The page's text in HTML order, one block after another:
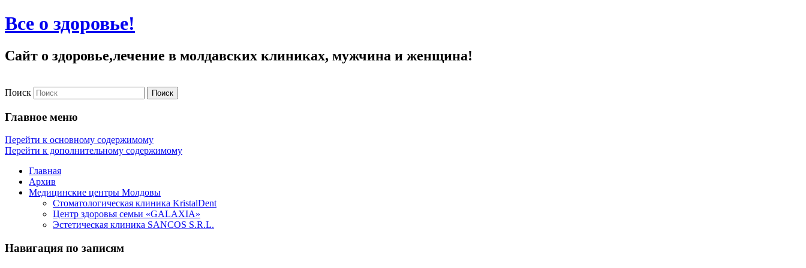
Все о здоровье!
Сайт о здоровье,лечение в молдавских клиниках, мужчина и женщина!
Поиск
Главное меню
Перейти к основному содержимому
Перейти к дополнительному содержимому
Главная
Архив
Медицинские центры Молдовы
Стоматологическая клиника KristalDent
Центр здоровья семьи «GALAXIA»
Эстетическая клиника SANCOS S.R.L.
Навигация по записям